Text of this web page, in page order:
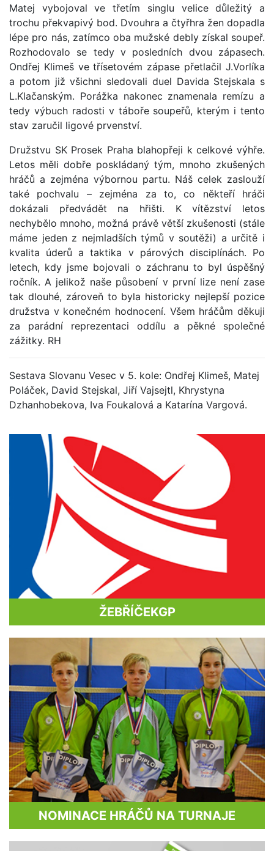
Matej vybojoval ve třetím singlu velice důležitý a
trochu překvapivý bod. Dvouhra a čtyřhra žen dopadla
lépe pro nás, zatímco oba mužské debly získal soupeř.
Rozhodovalo se tedy v posledních dvou zápasech.
Ondřej Klimeš ve třísetovém zápase přetlačil J.Vorlíka
a potom již všichni sledovali duel Davida Stejskala s
L.Klačanským. Porážka nakonec znamenala remízu a
tedy výbuch radosti v táboře soupeřů, kterým i tento
stav zaručil ligové prvenství.
Družstvu SK Prosek Praha blahopřeji k celkové výhře.
Letos měli dobře poskládaný tým, mnoho zkušených
hráčů a zejména výbornou partu. Náš celek zaslouží
také pochvalu – zejména za to, co někteří hráči
dokázali předvádět na hřišti. K vítězství letos
nechybělo mnoho, možná právě větší zkušenosti (stále
máme jeden z nejmladších týmů v soutěži) a určitě i
kvalita úderů a taktika v párových disciplínách. Po
letech, kdy jsme bojovali o záchranu to byl úspěšný
ročník. A jelikož naše působení v první lize není zase
tak dlouhé, zároveň to byla historicky nejlepší pozice
družstva v konečném hodnocení. Všem hráčům děkuji
za parádní reprezentaci oddílu a pěkné společné
zážitky. RH
Sestava Slovanu Vesec v 5. kole: Ondřej Klimeš, Matej
Poláček, David Stejskal, Jiří Vajsejtl, Khrystyna
Dzhanhobekova, Iva Foukalová a Katarína Vargová.
ŽEBŘÍČEKGP
NOMINACE HRÁČŮ NA TURNAJE